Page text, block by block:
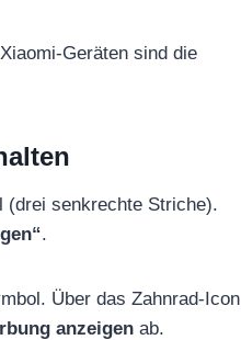
Geräten sind die
(drei senkrechte Striche).
.
Über das Zahnrad-Icon
anzeigen ab.